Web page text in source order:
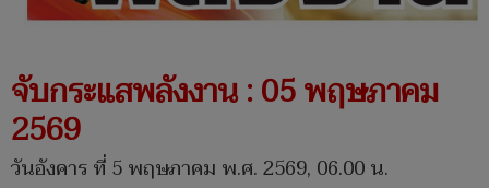
จับกระแสพลังงาน : 05 พฤษภาคม
2569
วันอังคาร ที่ 5 พฤษภาคม พ.ศ. 2569, 06.00 น.